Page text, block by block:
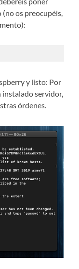
os preocupéis,
y listo: Por
instalado servidor,
órdenes.